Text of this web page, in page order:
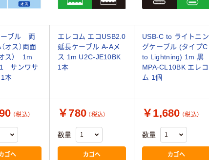
ーブル 両
オス）両面
オス） 1m
サンワサ
本
エレコム エコUSB2.0
延長ケーブル A-Aメ
ス 1m U2C-JE10BK
1本
USB-C to ライトニン
グケーブル (タイプC
to Lightning) 1m 黒
MPA-CL10BK エレコ
ム 1個
（税込）
ゴへ
￥780 （税込）
数量
カゴへ
￥1,680 （税込）
数量
カゴへ